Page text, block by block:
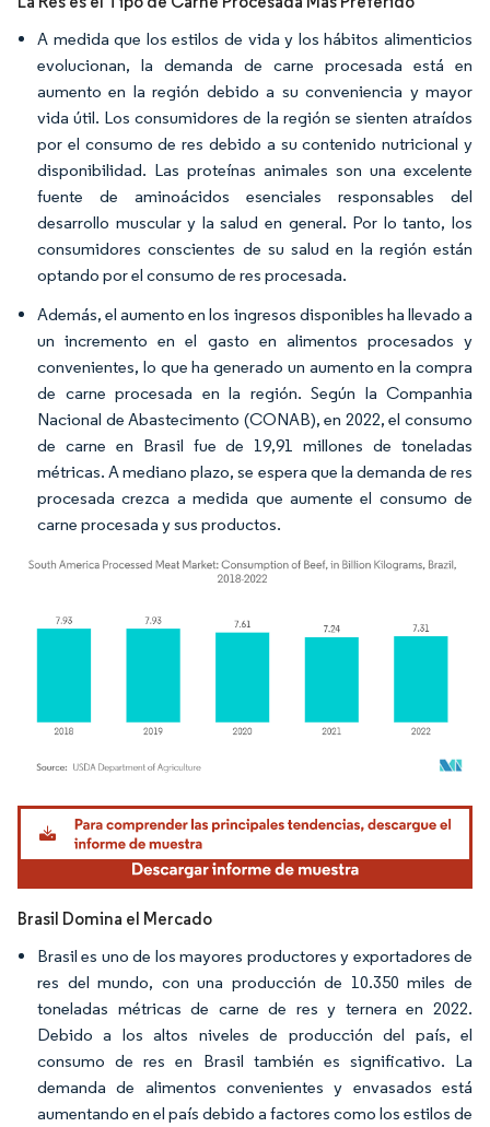
A medida que los estilos de vida y los hábitos alimenticios
evolucionan, la demanda de carne procesada está en
aumento en la región debido a su conveniencia y mayor
vida útil. Los consumidores de la región se sienten atraídos
por el consumo de res debido a su contenido nutricional y
disponibilidad. Las proteínas animales son una excelente
fuente de aminoácidos esenciales responsables del
desarrollo muscular y la salud en general. Por lo tanto, los
consumidores conscientes de su salud en la región están
optando por el consumo de res procesada.
Además, el aumento en los ingresos disponibles ha llevado a
un incremento en el gasto en alimentos procesados y
convenientes, lo que ha generado un aumento en la compra
de carne procesada en la región. Según la Companhia
Nacional de Abastecimento (CONAB), en 2022, el consumo
de carne en Brasil fue de 19,91 millones de toneladas
métricas. A mediano plazo, se espera que la demanda de res
procesada crezca a medida que aumente el consumo de
carne procesada y sus productos.
Imagen © Mordor Intelligence. El uso requiere atribución según CC BY 4.0.
Brasil Domina el Mercado
Brasil es uno de los mayores productores y exportadores de
res del mundo, con una producción de 10.350 miles de
toneladas métricas de carne de res y ternera en 2022.
Debido a los altos niveles de producción del país, el
consumo de res en Brasil también es significativo. La
demanda de alimentos convenientes y envasados está
aumentando en el país debido a factores como los estilos de